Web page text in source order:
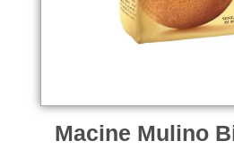
Macine Mulino